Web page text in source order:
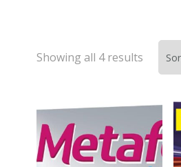
Showing all 4 results